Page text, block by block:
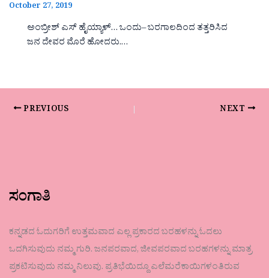
October 27, 2019
ಅಂಬ್ರೀಶ್ ಎಸ್ ಹೈಯ್ಯಾಳ್… ಒಂದು– ಬರಗಾಲದಿಂದ ತತ್ತರಿಸಿದ
ಜನ ದೇವರ ಮೊರೆ ಹೋದರು.…
PREVIOUS NEXT
ಸಂಗಾತಿ
ಕನ್ನಡದ ಓದುಗರಿಗೆ ಉತ್ತಮವಾದ ಎಲ್ಲ ಪ್ರಕಾರದ ಬರಹಳನ್ನು ಓದಲು
ಒದಗಿಸುವುದು ನಮ್ಮ ಗುರಿ. ಜನಪರವಾದ, ಜೀವಪರವಾದ ಬರಹಗಳನ್ನು ಮಾತ್ರ
ಪ್ರಕಟಿಸುವುದು ನಮ್ಮ ನಿಲುವು. ಪ್ರತಿಭೆಯಿದ್ದೂ ಎಲೆಮರೆಕಾಯಿಗಳಂತಿರುವ